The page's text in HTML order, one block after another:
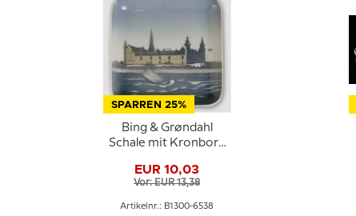
SPARREN 25%
Bing & Grøndahl
Schale mit Kronborg
EUR 10,03
Vor: EUR 13,38
Artikelnr.: B1300-6538